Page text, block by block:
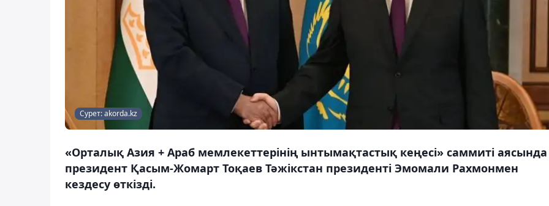
Сурет: akorda.kz
«Орталық Азия + Араб мемлекеттерінің ынтымақтастық кеңесі» саммиті аясында
президент Қасым-Жомарт Тоқаев Тәжікстан президенті Эмомали Рахмонмен
кездесу өткізді.